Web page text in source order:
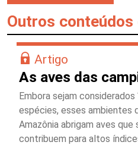
Outros
Artigo
As aves das
Embora sejam considerados
espécies, esses ambientes
Amazônia abrigam aves que
contribuem para altos